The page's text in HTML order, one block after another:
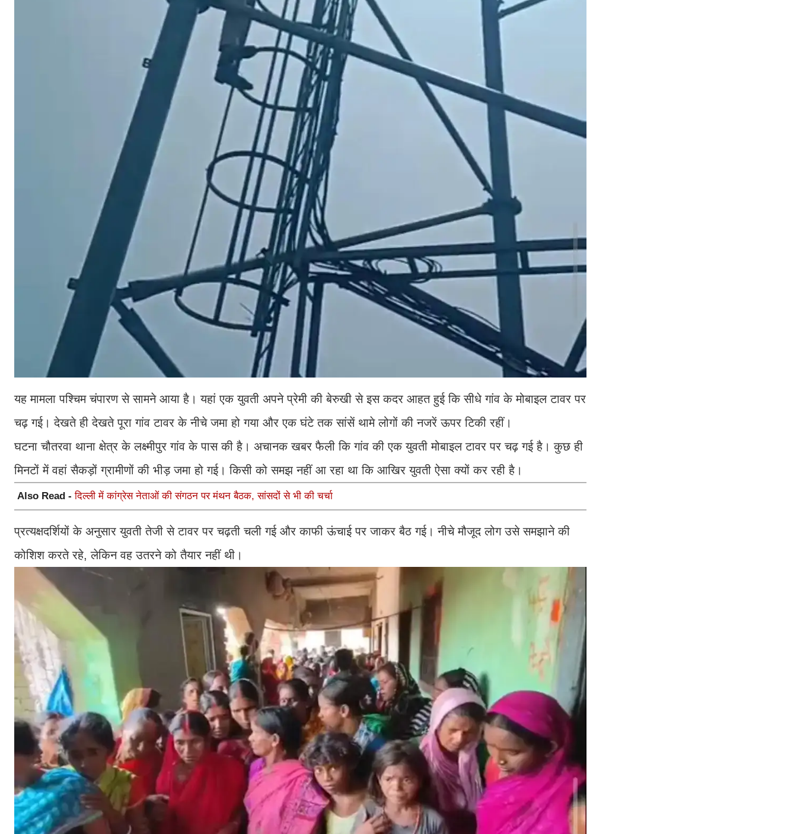
यह मामला पश्चिम चंपारण से सामने आया है। यहां एक युवती अपने प्रेमी की बेरुखी से इस कदर आहत हुई कि सीधे गांव के मोबाइल टावर पर
चढ़ गई। देखते ही देखते पूरा गांव टावर के नीचे जमा हो गया और एक घंटे तक सांसें थामे लोगों की नजरें ऊपर टिकी रहीं।
घटना चौतरवा थाना क्षेत्र के लक्ष्मीपुर गांव के पास की है। अचानक खबर फैली कि गांव की एक युवती मोबाइल टावर पर चढ़ गई है। कुछ ही
मिनटों में वहां सैकड़ों ग्रामीणों की भीड़ जमा हो गई। किसी को समझ नहीं आ रहा था कि आखिर युवती ऐसा क्यों कर रही है।
Also Read -दिल्ली में कांग्रेस नेताओं की संगठन पर मंथन बैठक, सांसदों से भी की चर्चा
प्रत्यक्षदर्शियों के अनुसार युवती तेजी से टावर पर चढ़ती चली गई और काफी ऊंचाई पर जाकर बैठ गई। नीचे मौजूद लोग उसे समझाने की
कोशिश करते रहे, लेकिन वह उतरने को तैयार नहीं थी।